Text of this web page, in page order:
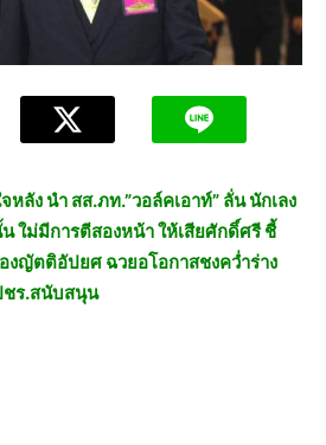
หลัง นำ สส.ภท.”วอล์คเอาท์” ลั่น นักเลง
ใม่มีการตีสองหน้า ให้เสียศักดิ์ศรี ชี้
งญัตติอัปยศ ฉวยอโอกาสชงคว่ำร่าง
ชร.สนับสนุน